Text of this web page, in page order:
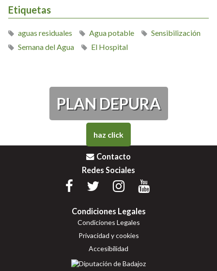
Etiquetas
aguas residuales Agua potable
Sensibilización
Semana del Agua
El Hospital
PLAN DEPURA
haz click
Contacto
Redes Sociales
Condiciones Legales
Condiciones Legales
Privacidad y cookies
Accesibilidad